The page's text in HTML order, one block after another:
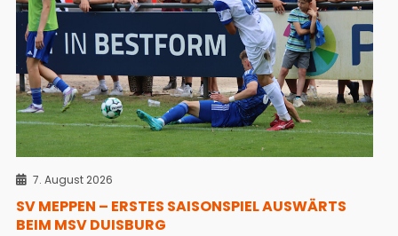
7. August 2026
SV MEPPEN – ERSTES SAISONSPIEL AUSWÄRTS
BEIM MSV DUISBURG